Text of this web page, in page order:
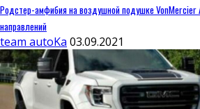
Родстер-амфибия на воздушной подушке VonMercier
направлений
team autoKa 03.09.2021